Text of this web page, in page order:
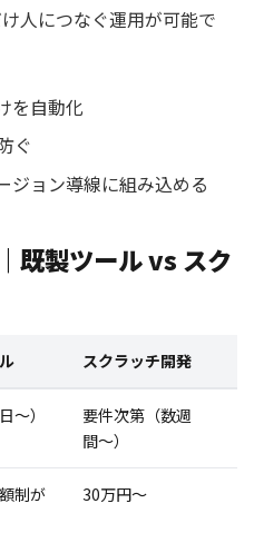
人につなぐ運用が可能で
を自動化
ぐ
ジョン導線に組み込める
既製ツール vs スク
スクラッチ開発
〜）
要件次第（数週
間〜）
制が
30万円〜